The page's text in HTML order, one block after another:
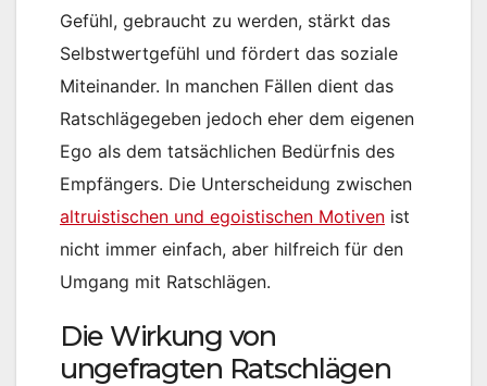
Gefühl, gebraucht zu werden, stärkt das
Selbstwertgefühl und fördert das soziale
Miteinander. In manchen Fällen dient das
Ratschlägegeben jedoch eher dem eigenen
Ego als dem tatsächlichen Bedürfnis des
Empfängers. Die Unterscheidung zwischen
altruistischen und egoistischen Motiven ist
nicht immer einfach, aber hilfreich für den
Umgang mit Ratschlägen.
Die Wirkung von
ungefragten Ratschlägen